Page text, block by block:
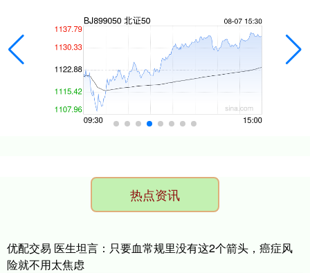
热点资讯
优配交易 医生坦言：只要血常规里没有这2个箭头，癌症风
险就不用太焦虑